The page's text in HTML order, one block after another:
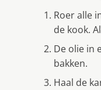
Roer alle
de kook.
De olie in
bakken.
Haal de